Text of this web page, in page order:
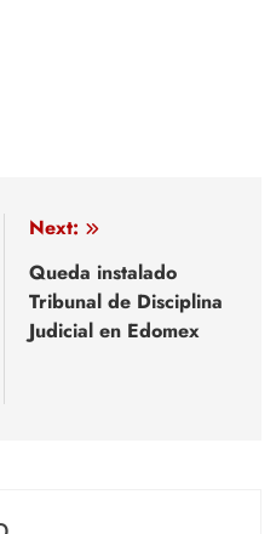
Next:
Queda instalado
Tribunal de Disciplina
Judicial en Edomex